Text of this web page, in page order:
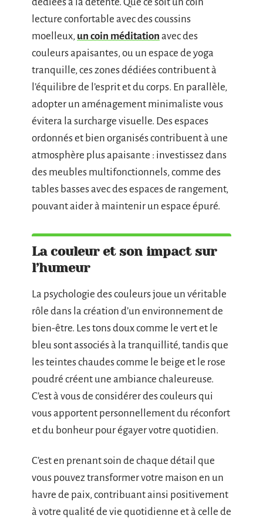
lecture confortable avec des coussins
moelleux, un coin méditation avec des
couleurs apaisantes, ou un espace de yoga
tranquille, ces zones dédiées contribuent à
l’équilibre de l’esprit et du corps. En parallèle,
adopter un aménagement minimaliste vous
évitera la surcharge visuelle. Des espaces
ordonnés et bien organisés contribuent à une
atmosphère plus apaisante : investissez dans
des meubles multifonctionnels, comme des
tables basses avec des espaces de rangement,
pouvant aider à maintenir un espace épuré.
La couleur et son impact sur
l’humeur
La psychologie des couleurs joue un véritable
rôle dans la création d’un environnement de
bien-être. Les tons doux comme le vert et le
bleu sont associés à la tranquillité, tandis que
les teintes chaudes comme le beige et le rose
poudré créent une ambiance chaleureuse.
C’est à vous de considérer des couleurs qui
vous apportent personnellement du réconfort
et du bonheur pour égayer votre quotidien.
C’est en prenant soin de chaque détail que
vous pouvez transformer votre maison en un
havre de paix, contribuant ainsi positivement
à votre qualité de vie quotidienne et à celle de